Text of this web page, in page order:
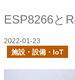
2022-01-23
施設・設備・IoT